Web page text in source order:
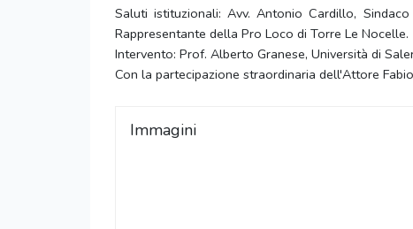
Saluti istituzionali: Avv. Antonio Cardillo,
Rappresentante della Pro Loco di Torre Le Nocelle.
Intervento: Prof. Alberto Granese, Università di
Con la partecipazione straordinaria dell'Attore
Immagini